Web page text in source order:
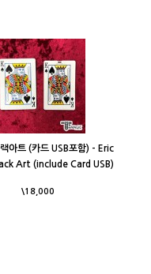
아트 (카드 USB포함) - Eric
Art (include Card USB)
\18,000